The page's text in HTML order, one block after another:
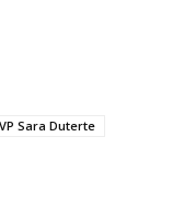
VP Sara Duterte